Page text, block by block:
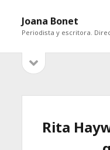
Joana Bonet
Periodista y escritora.
Barrabarra
Rita